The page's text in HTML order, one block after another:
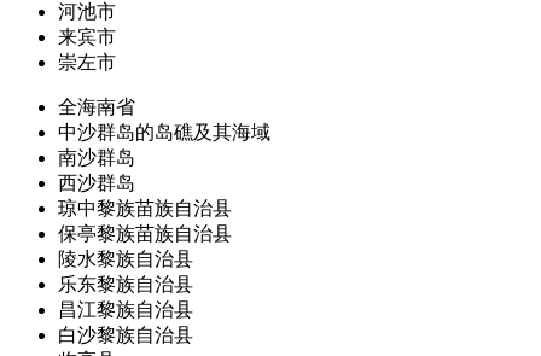
河池市
来宾市
崇左市
全海南省
中沙群岛的岛礁及其海域
南沙群岛
西沙群岛
琼中黎族苗族自治县
保亭黎族苗族自治县
陵水黎族自治县
乐东黎族自治县
昌江黎族自治县
白沙黎族自治县